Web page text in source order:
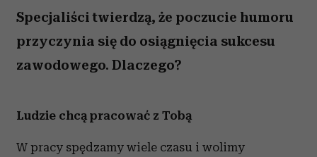
Specjaliści twierdzą, że poczucie humoru
przyczynia się do osiągnięcia sukcesu
zawodowego. Dlaczego?
Ludzie chcą pracować z Tobą
W pracy spędzamy wiele czasu i wolimy